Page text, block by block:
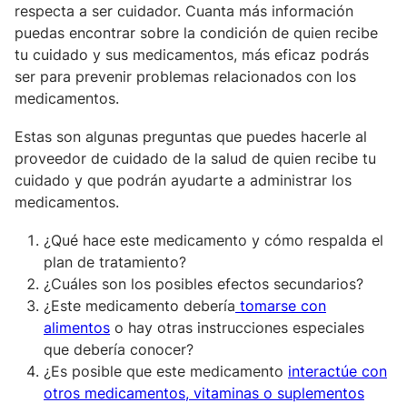
respecta a ser cuidador. Cuanta más información
puedas encontrar sobre la condición de quien recibe
tu cuidado y sus medicamentos, más eficaz podrás
ser para prevenir problemas relacionados con los
medicamentos.
Estas son algunas preguntas que puedes hacerle al
proveedor de cuidado de la salud de quien recibe tu
cuidado y que podrán ayudarte a administrar los
medicamentos.
¿Qué hace este medicamento y cómo respalda el
plan de tratamiento?
¿Cuáles son los posibles efectos secundarios?
¿Este medicamento debería tomarse con
alimentos o hay otras instrucciones especiales
que debería conocer?
¿Es posible que este medicamento interactúe con
otros medicamentos, vitaminas o suplementos